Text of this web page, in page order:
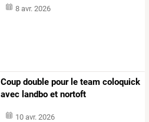
8 avr. 2026
Coup double pour le team coloquick
avec landbo et nortoft
10 avr. 2026